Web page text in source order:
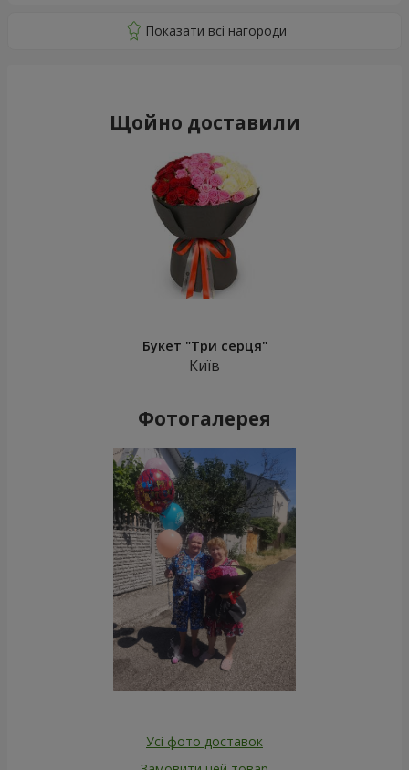
Щойно доставили
Букет "Три серця"
Київ
Фотогалерея
Усі фото доставок